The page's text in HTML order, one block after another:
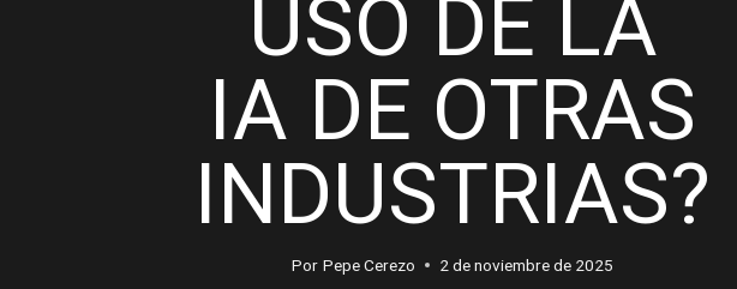
USO DE LA
IA DE OTRAS
INDUSTRIAS?
Por Pepe Cerezo 2 de noviembre de 2025